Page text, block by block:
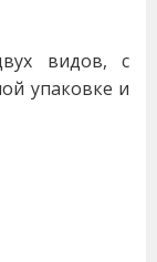
видов, с
упаковке и